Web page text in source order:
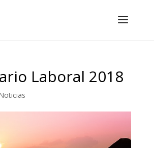
Laboral 2018